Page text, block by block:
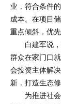
业，符合条件
成本。在项目
重点倾斜，优
白建军说，
群众在家门口
会投资主体解
新，打造生态
为推进社会